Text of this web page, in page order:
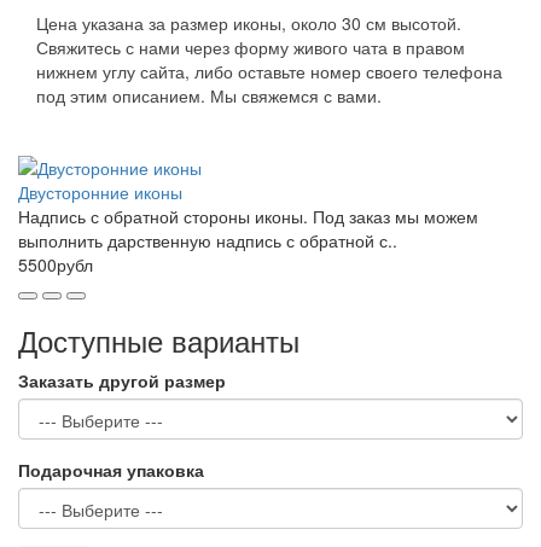
Цена указана за размер иконы, около 30 см высотой.
Свяжитесь с нами через форму живого чата в правом
нижнем углу сайта, либо оставьте номер своего телефона
под этим описанием. Мы свяжемся с вами.
Двусторонние иконы
Надпись с обратной стороны иконы. Под заказ мы можем
выполнить дарственную надпись с обратной с..
5500рубл
Доступные варианты
Заказать другой размер
Подарочная упаковка